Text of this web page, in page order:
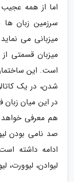
سرزمین زبان ها
میزبانی می
میزبان قسمتی از
شدن، در یک
در این میان
هم معرفی
صد نامی بودن
ادامه داشته
لیوادن، لیوورت،